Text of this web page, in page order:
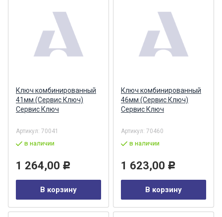
Ключ комбинированный
41мм (Сервис Ключ)
Сервис Ключ
Артикул: 70041
в наличии
1 264,00 Р
В корзину
Ключ комбинированный
46мм (Сервис Ключ)
Сервис Ключ
Артикул: 70460
в наличии
1 623,00 Р
В корзину